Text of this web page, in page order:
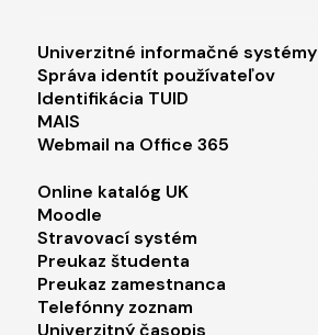
Footer menu 1
Univerzitné informačné systémy
Správa identít používateľov
Identifikácia TUID
MAIS
Webmail na Office 365
Footer menu 2
Online katalóg UK
Moodle
Stravovací systém
Preukaz študenta
Preukaz zamestnanca
Telefónny zoznam
Univerzitný časopis